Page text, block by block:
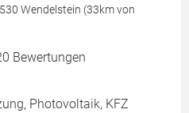
Wendelstein (33km von
Bewertungen
Photovoltaik, KFZ